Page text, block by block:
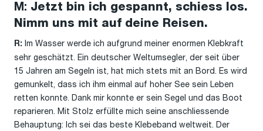
M: Jetzt bin ich gespannt, schiess los.
Nimm uns mit auf deine Reisen.
R: Im Wasser werde ich aufgrund meiner enormen Klebkraft
sehr geschätzt. Ein deutscher Weltumsegler, der seit über
15 Jahren am Segeln ist, hat mich stets mit an Bord. Es wird
gemunkelt, dass ich ihm einmal auf hoher See sein Leben
retten konnte. Dank mir konnte er sein Segel und das Boot
reparieren. Mit Stolz erfüllte mich seine anschliessende
Behauptung: Ich sei das beste Klebeband weltweit. Der